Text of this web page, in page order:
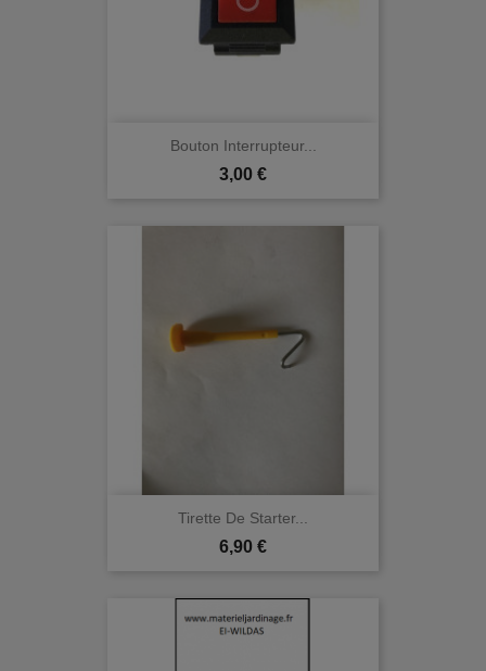
Bouton Interrupteur...
Prix
3,00 €
Tirette De Starter...
Prix
6,90 €